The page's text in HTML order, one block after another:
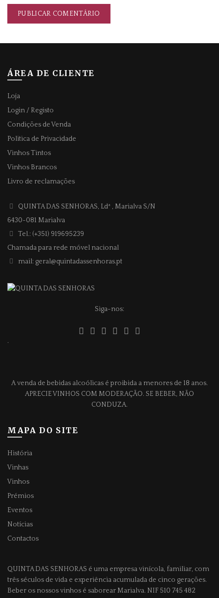
ÁREA DE CLIENTE
Loja
Login / Registo
Condições de Venda
Politica de Privacidade
Vinhos Tintos
Vinhos Brancos
Livro de reclamações
QUINTA DAS SENHORAS, Ldª , Marialva S/N
6430-081 Marialva
Tel.: (+351) 919695239
Chamada para rede móvel nacional
mail: geral@quintadassenhoras.pt
Siga-nos:
.
A venda de bebidas alcoólicas é proibida a menores de 18 anos.
APRECIE VINHOS COM MODERAÇÃO. SE BEBER, NÃO
CONDUZA.
MAPA DO SITE
História
Vinhas
Vinhos
Prémios
Eventos
Notícias
Contactos
QUINTA DAS SENHORAS é uma empresa vinícola, familiar, com
três séculos de vida e experiência acumulada de cinco gerações.
Beber os nossos vinhos é saborear Marialva. NIF 510 745 482